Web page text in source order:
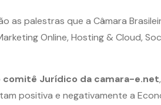
as palestras que a Câmara
Online, Hosting & Cloud,
Jurídico da camara-e.net
positiva e negativamente a